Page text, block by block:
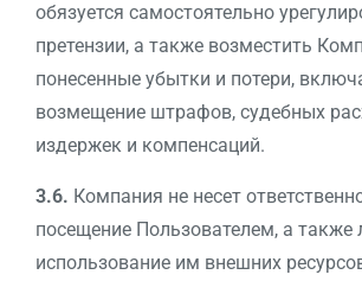
обязуется самостоятельно
претензии, а также возместить
понесенные убытки и потери,
возмещение штрафов, судебных
издержек и компенсаций.
3.6. Компания не несет
посещение Пользователем, а также
использование им внешних